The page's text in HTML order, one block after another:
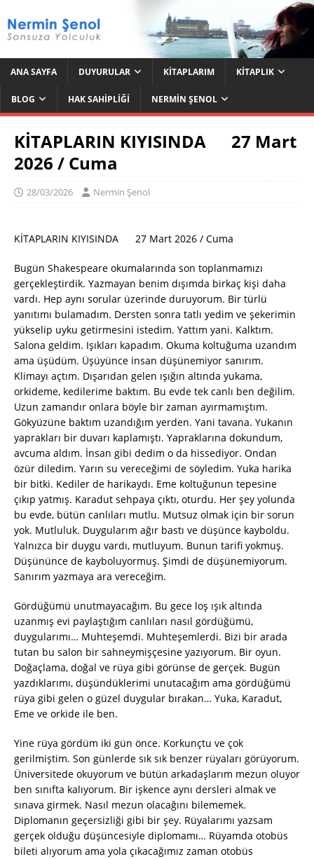
ANA SAYFA DUYURULAR KITAPLARIM KITAPLIK
BLOG HAK SAHIPLIĞI NERMIN ŞENOL
KİTAPLARIN KIYISINDA 27 Mart
2026 / Cuma
28/03/2026 Nermin Şenol
KİTAPLARIN KIYISINDA 27 Mart 2026 / Cuma
Bugün Shakespeare okumalarında son toplanmamızı
gerçekleştirdik. Yazmayan benim dışımda birkaç kişi daha
vardı. Hep aynı sorular üzerinde duruyorum. Bir türlü
yanıtımı bulamadım. Dersten sonra tatlı yedim ve şekerimin
yükselip uyku getirmesini istedim. Yattım yani. Kalktım.
Salona geldim. Işıkları kapadım. Okuma koltuğuma uzandım
ama üşüdüm. Üşüyünce insan düşünemiyor sanırım.
Klimayı açtım. Dışarıdan gelen ışığın altında yukama,
orkideme, kedilerime baktım. Bu evde tek canlı ben değilim.
Uzun zamandır onlara böyle bir zaman ayırmamıştım.
Gökyüzüne baktım uzandığım yerden. Yani tavana. Yukanın
yaprakları bir duvarı kaplamıştı. Yapraklarına dokundum,
avcuma aldım. İnsan gibi dedim o da hissediyor. Ondan
özür diledim. Yarın su vereceğimi de söyledim. Yuka harika
bir bitki. Kediler de harikaydı. Eme koltuğunun tepesine
çıkıp yatmış. Karadut sehpaya çıktı, oturdu. Her şey yolunda
bu evde, bütün canlıları mutlu. Mutsuz olmak için bir sorun
yok. Mutluluk. Duygularım ağır bastı ve düşünce kayboldu.
Yalnızca bir duygu vardı, mutluyum. Bunun tarifi yokmuş.
Düşününce de kayboluyormuş. Şimdi de düşünemiyorum.
Sanırım yazmaya ara vereceğim.
Gördüğümü unutmayacağım. Bu gece loş ışık altında
uzanmış evi paylaştığım canlıları nasıl gördüğümü,
duygularımı… Muhteşemdi. Muhteşemlerdi. Bizi bir arada
tutan bu salon bir sahneymişçesine yazıyorum. Bir oyun.
Doğaçlama, doğal ve rüya gibi görünse de gerçek. Bugün
yazdıklarımı, düşündüklerimi unutacağım ama gördüğümü
rüya gibi gelen o güzel duygular bırakan… Yuka, Karadut,
Eme ve orkide ile ben.
Yine rüya gördüm iki gün önce. Korkunçtu ve çok
gerilmiştim. Son günlerde sık sık benzer rüyaları görüyorum.
Üniversitede okuyorum ve bütün arkadaşlarım mezun oluyor
ben sınıfta kalıyorum. Bir işkence aynı dersleri almak ve
sınava girmek. Nasıl mezun olacağını bilememek.
Diplomanın geçersizliği gibi bir şey. Rüyalarımı yazsam
gerçek olduğu düşüncesiyle diplomamı… Rüyamda otobüs
bileti alıyorum ama yola çıkacağımız zaman otobüs